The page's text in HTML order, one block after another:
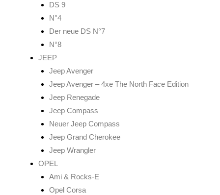
DS 9
N°4
Der neue DS N°7
N°8
JEEP
Jeep Avenger
Jeep Avenger – 4xe The North Face Edition
Jeep Renegade
Jeep Compass
Neuer Jeep Compass
Jeep Grand Cherokee
Jeep Wrangler
OPEL
Ami & Rocks-E
Opel Corsa